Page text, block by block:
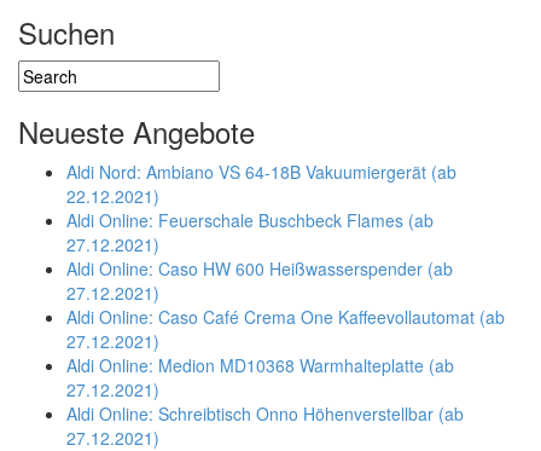
Suchen
Neueste Angebote
Aldi Nord: Ambiano VS 64-18B Vakuumiergerät (ab
22.12.2021)
Aldi Online: Feuerschale Buschbeck Flames (ab
27.12.2021)
Aldi Online: Caso HW 600 Heißwasserspender (ab
27.12.2021)
Aldi Online: Caso Café Crema One Kaffeevollautomat (ab
27.12.2021)
Aldi Online: Medion MD10368 Warmhalteplatte (ab
27.12.2021)
Aldi Online: Schreibtisch Onno Höhenverstellbar (ab
27.12.2021)